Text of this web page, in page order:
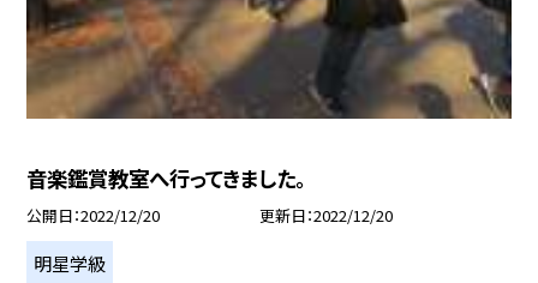
音楽鑑賞教室へ行ってきました。
公開日 2022/12/20 更新日 2022/12/20
明星学級